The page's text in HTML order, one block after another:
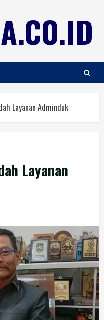
Layanan Adminduk
Layanan